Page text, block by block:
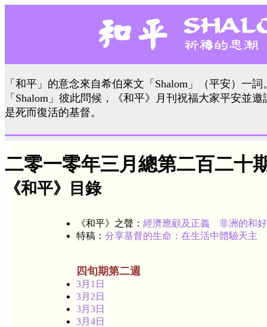
「和平」的意念來自希伯來文「Shalom」（平安）一
「Shalom」彼此問候，《和平》月刊祝福大家平安並
是死而復活的基督。
二零一零年三月總第二百二十
《和平》目錄
《和平》之聲： 經濟應顧及正義 非洲的和
特稿： 分享基督的生命：在生活中體驗天主
四旬期第二週
3月1日
3月2日
3月3日
3月4日